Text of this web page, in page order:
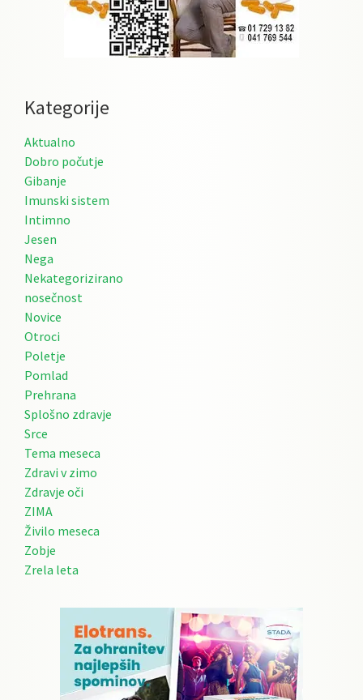
Kategorije
Aktualno
Dobro počutje
Gibanje
Imunski sistem
Intimno
Jesen
Nega
Nekategorizirano
nosečnost
Novice
Otroci
Poletje
Pomlad
Prehrana
Splošno zdravje
Srce
Tema meseca
Zdravi v zimo
Zdravje oči
ZIMA
Živilo meseca
Zobje
Zrela leta